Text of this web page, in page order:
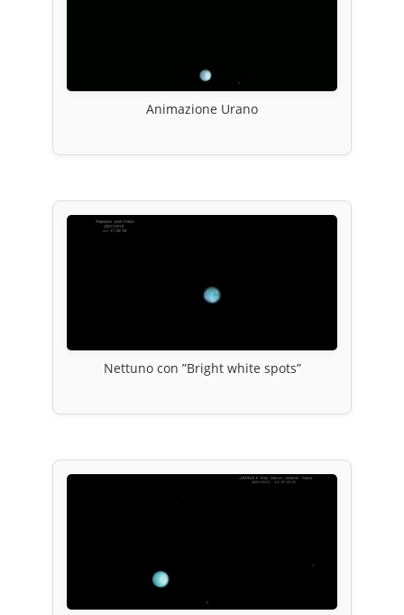
Animazione Urano
Nettuno con ”Bright white spots”